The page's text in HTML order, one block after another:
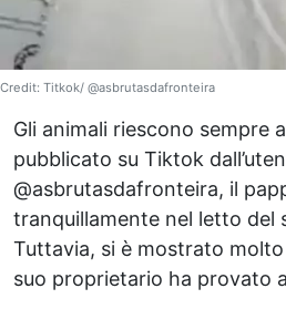
Credit: Titkok/ @asbrutasdafronteira
Gli animali riescono sempre
pubblicato su Tiktok
@asbrutasdafronteira, il
tranquillamente nel letto del
Tuttavia, si è mostrato
suo proprietario ha provato